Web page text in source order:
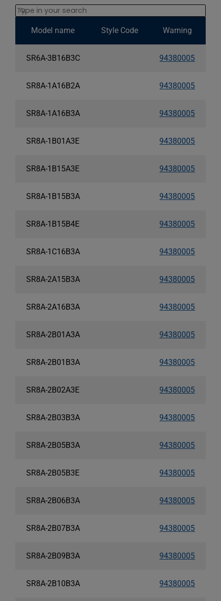
Search
Model name Style Code Warning
SR6A-3B16B3C 94380005
SR8A-1A16B2A 94380005
SR8A-1A16B3A 94380005
SR8A-1B01A3E 94380005
SR8A-1B15A3E 94380005
SR8A-1B15B3A 94380005
SR8A-1B15B4E 94380005
SR8A-1C16B3A 94380005
SR8A-2A15B3A 94380005
SR8A-2A16B3A 94380005
SR8A-2B01A3A 94380005
SR8A-2B01B3A 94380005
SR8A-2B02A3E 94380005
SR8A-2B03B3A 94380005
SR8A-2B05B3A 94380005
SR8A-2B05B3E 94380005
SR8A-2B06B3A 94380005
SR8A-2B07B3A 94380005
SR8A-2B09B3A 94380005
SR8A-2B10B3A 94380005